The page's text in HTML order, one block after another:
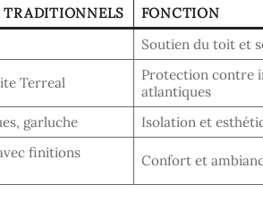
TRADITIONNELS
FONCTION
Soutien du toit et
Terreal
Protection contre
atlantiques
garluche Isolation et
finitions
Confort et